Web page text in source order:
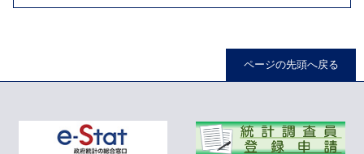
ページの先頭へ戻る